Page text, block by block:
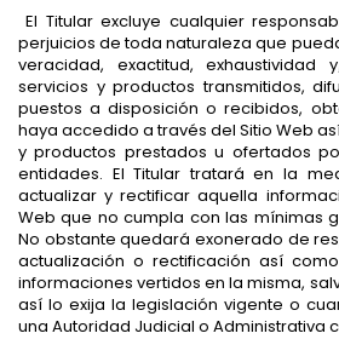
El Titular excluye cualquier
perjuicios de toda naturaleza que
veracidad, exactitud,
servicios y productos transmitidos,
puestos a disposición o recibidos,
haya accedido a través del Sitio Web
y productos prestados u ofertados
entidades. El Titular tratará en la
actualizar y rectificar aquella
Web que no cumpla con las mínimas
No obstante quedará exonerado de
actualización o rectificación así
informaciones vertidos en la misma,
así lo exija la legislación vigente o
una Autoridad Judicial o Administrativa